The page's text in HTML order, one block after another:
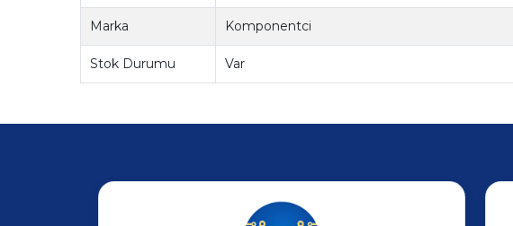
Marka Komponentci
Stok Durumu Var